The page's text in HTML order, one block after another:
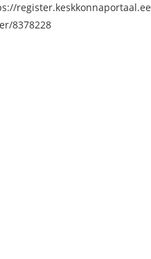
8378228